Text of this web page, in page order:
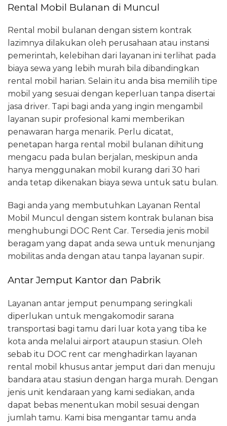
Rental Mobil Bulanan di Muncul
Rental mobil bulanan dengan sistem kontrak
lazimnya dilakukan oleh perusahaan atau instansi
pemerintah, kelebihan dari layanan ini terlihat pada
biaya sewa yang lebih murah bila dibandingkan
rental mobil harian. Selain itu anda bisa memilih tipe
mobil yang sesuai dengan keperluan tanpa disertai
jasa driver. Tapi bagi anda yang ingin mengambil
layanan supir profesional kami memberikan
penawaran harga menarik. Perlu dicatat,
penetapan harga rental mobil bulanan dihitung
mengacu pada bulan berjalan, meskipun anda
hanya menggunakan mobil kurang dari 30 hari
anda tetap dikenakan biaya sewa untuk satu bulan.
Bagi anda yang membutuhkan Layanan Rental
Mobil Muncul dengan sistem kontrak bulanan bisa
menghubungi DOC Rent Car. Tersedia jenis mobil
beragam yang dapat anda sewa untuk menunjang
mobilitas anda dengan atau tanpa layanan supir.
Antar Jemput Kantor dan Pabrik
Layanan antar jemput penumpang seringkali
diperlukan untuk mengakomodir sarana
transportasi bagi tamu dari luar kota yang tiba ke
kota anda melalui airport ataupun stasiun. Oleh
sebab itu DOC rent car menghadirkan layanan
rental mobil khusus antar jemput dari dan menuju
bandara atau stasiun dengan harga murah. Dengan
jenis unit kendaraan yang kami sediakan, anda
dapat bebas menentukan mobil sesuai dengan
jumlah tamu. Kami bisa mengantar tamu anda